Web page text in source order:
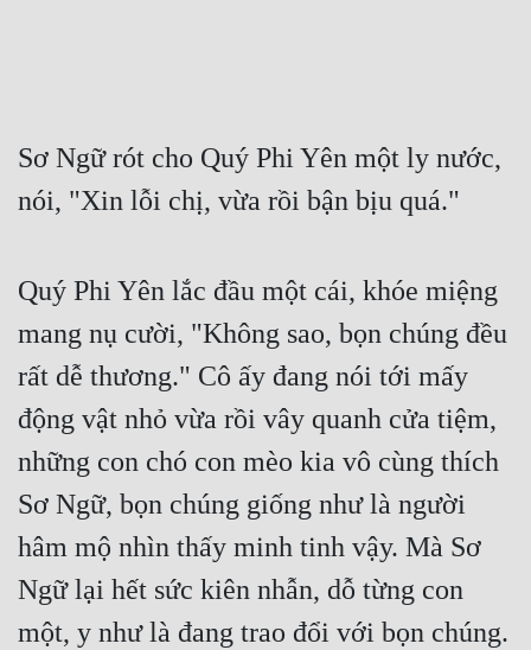
Xa Lộ Dịch
Cạnh Kỹ
Cổ Tiên Hiệp
Du Hí
Dã Sử
Dị Giới
Dị Năng
Gia Đấu
Sơ Ngữ rót cho Quý Phi Yên một ly nước,
nói, "Xin lỗi chị, vừa rồi bận bịu quá."
Quý Phi Yên lắc đầu một cái, khóe miệng
mang nụ cười, "Không sao, bọn chúng đều
rất dễ thương." Cô ấy đang nói tới mấy
động vật nhỏ vừa rồi vây quanh cửa tiệm,
những con chó con mèo kia vô cùng thích
Sơ Ngữ, bọn chúng giống như là người
hâm mộ nhìn thấy minh tinh vậy. Mà Sơ
Ngữ lại hết sức kiên nhẫn, dỗ từng con
một, y như là đang trao đổi với bọn chúng.